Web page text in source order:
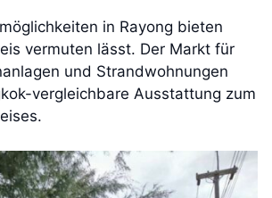
in Rayong bieten
vermuten lässt. Der Markt für
und Strandwohnungen
vergleichbare Ausstattung zum